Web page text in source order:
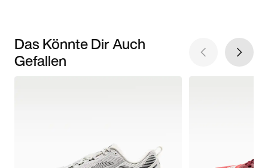
Das Könnte Dir Auch
Gefallen